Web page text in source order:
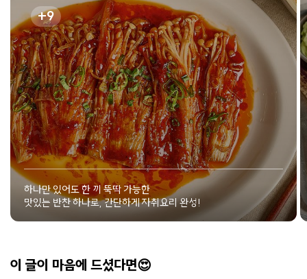
9
하나만 있어도 한 끼 뚝딱 가능한
맛있는 반찬 하나로, 간단하게 자취요리 완성!
이 글이 마음에 드셨다면😍